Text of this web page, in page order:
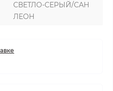
СВЕТЛО-СЕРЫЙ/САН
ЛЕОН